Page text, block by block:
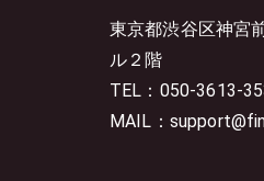
東京都渋谷区神宮
ル２階
TEL：050-3613-
MAIL：